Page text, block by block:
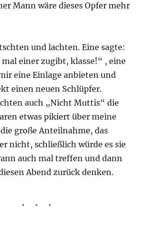
Mann wäre dieses Opfer mehr
und lachten. Eine sagte:
mal einer zugibt, klasse!“ , eine
eine Einlage anbieten und
einen neuen Schlüpfer.
auch „Nicht Muttis“ die
etwas pikiert über meine
große Anteilnahme, das
nicht, schließlich würde es sie
auch mal treffen und dann
Abend zurück denken.